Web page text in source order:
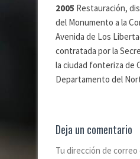
2005 Restauración,
del Monumento a la
Avenida de Los
contratada por la
la ciudad fonteriza de
Departamento del
Deja un comentario
Tu dirección de